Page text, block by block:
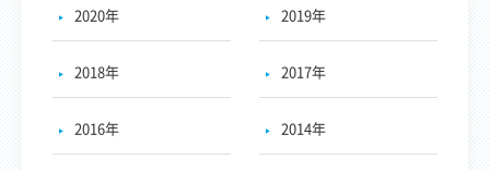
2020年 2019年
2018年 2017年
2016年 2014年